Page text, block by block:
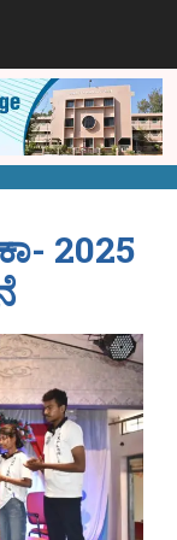
2025